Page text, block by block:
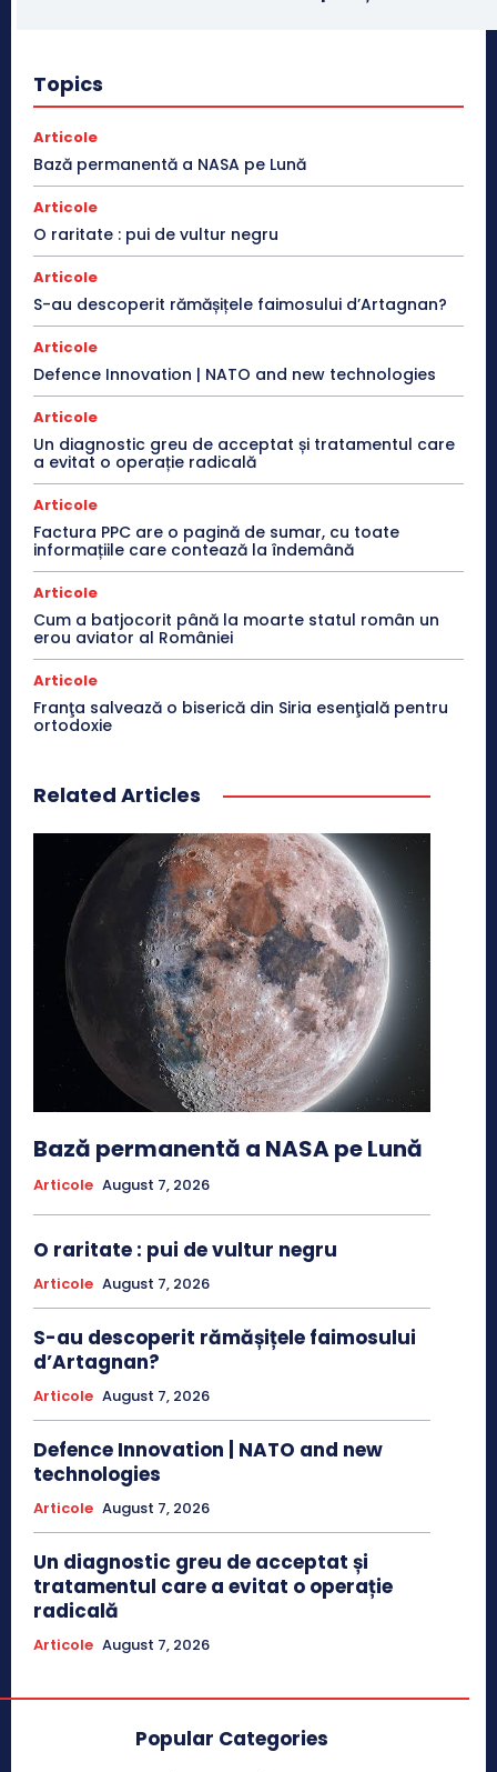
Topics
Articole
Bază permanentă a NASA pe Lună
Articole
O raritate : pui de vultur negru
Articole
S-au descoperit rămășițele faimosului d’Artagnan?
Articole
Defence Innovation | NATO and new technologies
Articole
Un diagnostic greu de acceptat și tratamentul care
a evitat o operație radicală
Articole
Factura PPC are o pagină de sumar, cu toate
informațiile care contează la îndemână
Articole
Cum a batjocorit până la moarte statul român un
erou aviator al României
Articole
Franţa salvează o biserică din Siria esenţială pentru
ortodoxie
Related Articles
Bază permanentă a NASA pe Lună
Articole August 7, 2026
O raritate : pui de vultur negru
Articole August 7, 2026
S-au descoperit rămășițele faimosului
d’Artagnan?
Articole August 7, 2026
Defence Innovation | NATO and new
technologies
Articole August 7, 2026
Un diagnostic greu de acceptat și
tratamentul care a evitat o operație
radicală
Articole August 7, 2026
Popular Categories